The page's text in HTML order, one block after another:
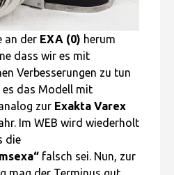
an der EXA (0) herum
dass wir es mit
Verbesserungen zu tun
es das Modell mit
zur Exakta Varex
Im WEB wird wiederholt
die
falsch sei. Nun, zur